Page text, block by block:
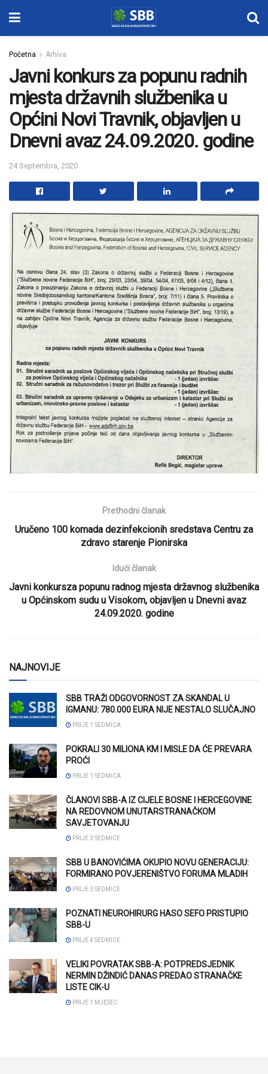
Početna Arhiva
Javni konkurs za popunu radnih
mjesta državnih službenika u
Općini Novi Travnik, objavljen u
Dnevni avaz 24.09.2020. godine
24 Septembra, 2020
Prethodni članak
Uručeno 100 komada dezinfekcionih sredstava Centru za
zdravo starenje Pionirska
Idući članak
Javni konkursza popunu radnog mjesta državnog službenika
u Općinskom sudu u Visokom, objavljen u Dnevni avaz
24.09.2020. godine
NAJNOVIJE
SBB TRAŽI ODGOVORNOST ZA SKANDAL U
IGMANU: 780.000 EURA NIJE NESTALO SLUČAJNO
PRIJE 1 SEDMICA
POKRALI 30 MILIONA KM I MISLE DA ĆE PREVARA
PROĆI
PRIJE 1 SEDMICA
ČLANOVI SBB-A IZ CIJELE BOSNE I HERCEGOVINE
NA REDOVNOM UNUTARSTRANAČKOM
SAVJETOVANJU
PRIJE 3 SEDMICE
SBB U BANOVIĆIMA OKUPIO NOVU GENERACIJU:
FORMIRANO POVJERENIŠTVO FORUMA MLADIH
PRIJE 3 SEDMICE
POZNATI NEUROHIRURG HASO SEFO PRISTUPIO
SBB-U
PRIJE 4 SEDMICE
VELIKI POVRATAK SBB-A: POTPREDSJEDNIK
NERMIN DŽINDIĆ DANAS PREDAO STRANAČKE
LISTE CIK-U
PRIJE 1 MJESEC